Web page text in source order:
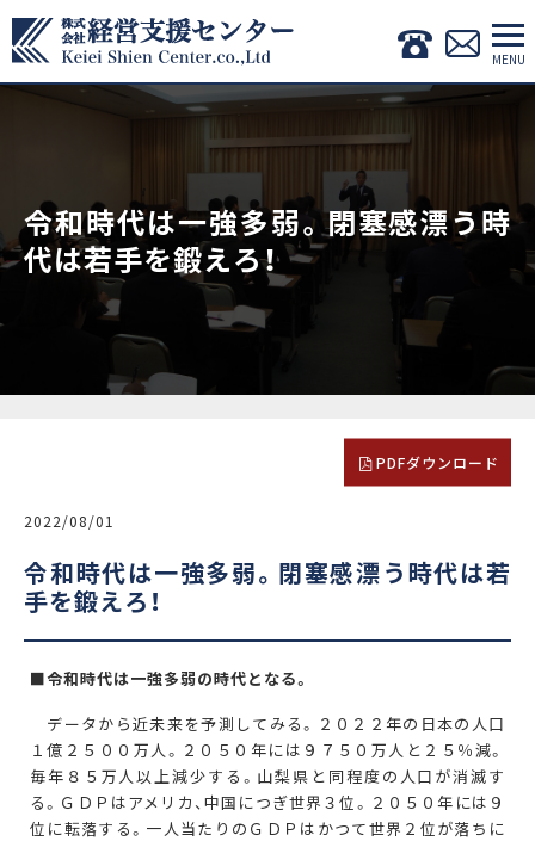
令和時代は一強多弱。閉塞感漂う時
代は若手を鍛えろ！
PDFダウンロード
2022/08/01
令和時代は一強多弱。閉塞感漂う時代は若
手を鍛えろ！
■令和時代は一強多弱の時代となる。
データから近未来を予測してみる。２０２２年の日本の人口
１億２５００万人。２０５０年には９７５０万人と２５％減。
毎年８５万人以上減少する。山梨県と同程度の人口が消滅す
る。ＧＤＰはアメリカ、中国につぎ世界３位。２０５０年には９
位に転落する。一人当たりのＧＤＰはかつて世界２位が落ちに